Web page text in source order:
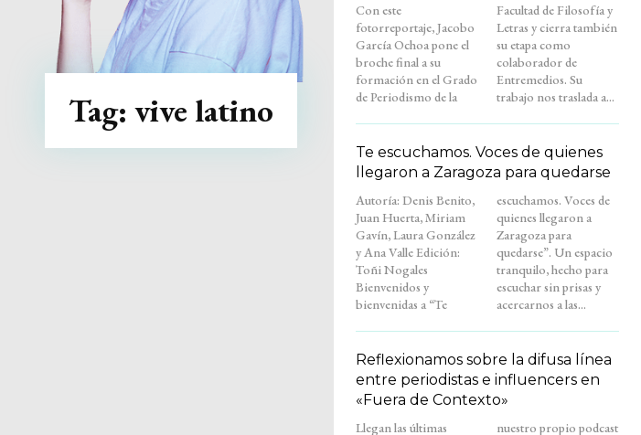
Tag: vive latino
Con este
fotorreportaje, Jacobo
García Ochoa pone el
broche final a su
formación en el Grado
de Periodismo de la
Facultad de Filosofía y
Letras y cierra también
su etapa como
colaborador de
Entremedios. Su
trabajo nos traslada a...
Te escuchamos. Voces de quienes
llegaron a Zaragoza para quedarse
Autoría: Denis Benito,
Juan Huerta, Miriam
Gavín, Laura González
y Ana Valle Edición:
Toñi Nogales
Bienvenidos y
bienvenidas a “Te
escuchamos. Voces de
quienes llegaron a
Zaragoza para
quedarse”. Un espacio
tranquilo, hecho para
escuchar sin prisas y
acercarnos a las...
Reflexionamos sobre la difusa línea
entre periodistas e influencers en
«Fuera de Contexto»
Llegan las últimas
nuestro propio podcast